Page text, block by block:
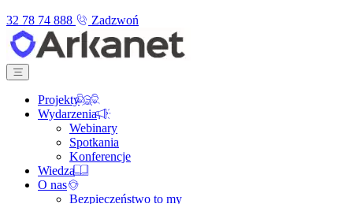
32 78 74 888
Zadzwoń
Projekty
Wydarzenia
Webinary
Spotkania
Konferencje
Wiedza
O nas
Bezpieczeństwo to my